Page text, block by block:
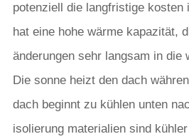
potenziell die langfristige
hat eine hohe wärme kapazität,
änderungen sehr langsam in die
Die sonne heizt den dach
dach beginnt zu kühlen unten
isolierung materialien sind